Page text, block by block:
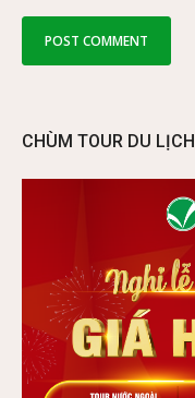
CHÙM TOUR DU LỊCH